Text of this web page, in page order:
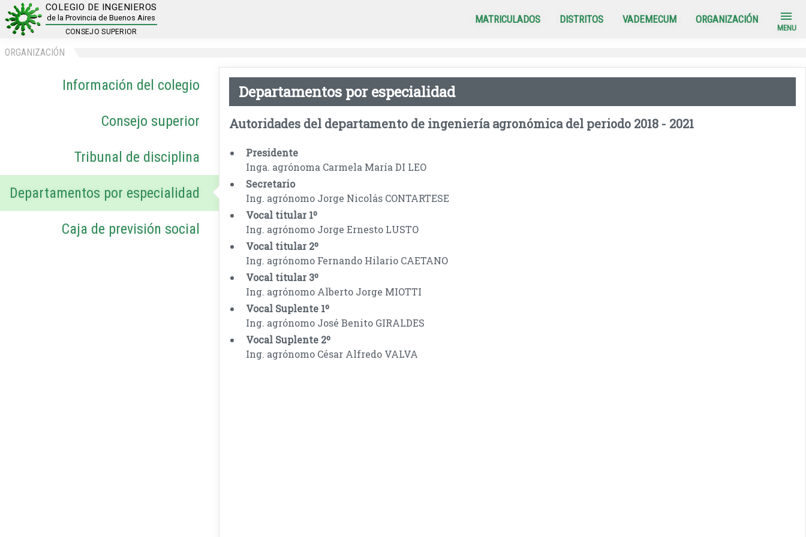
COLEGIO DE INGENIEROS
de la Provincia de Buenos Aires
CONSEJO SUPERIOR
MATRICULADOS DISTRITOS VADEMECUM ORGANIZACIÓN menu
MENU
ORGANIZACIÓN
Información del colegio
Consejo superior
Tribunal de disciplina
Departamentos por especialidad
Caja de previsión social
Departamentos por especialidad
Autoridades del departamento de ingeniería agronómica del periodo 2018 - 2021
Presidente
Inga. agrónoma Carmela María DI LEO
Secretario
Ing. agrónomo Jorge Nicolás CONTARTESE
Vocal titular 1º
Ing. agrónomo Jorge Ernesto LUSTO
Vocal titular 2º
Ing. agrónomo Fernando Hilario CAETANO
Vocal titular 3º
Ing. agrónomo Alberto Jorge MIOTTI
Vocal Suplente 1º
Ing. agrónomo José Benito GIRALDES
Vocal Suplente 2º
Ing. agrónomo César Alfredo VALVA